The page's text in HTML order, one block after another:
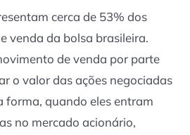
cerca de 53% dos
venda da bolsa brasileira.
de venda por parte
o valor das ações negociadas
forma, quando eles entram
no mercado acionário,